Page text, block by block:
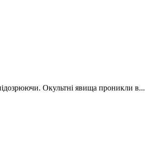
Окультні явища проникли в...